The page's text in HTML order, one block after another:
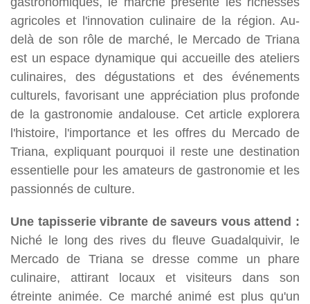
agricoles et l'innovation culinaire de la région. Au-
delà de son rôle de marché, le Mercado de Triana
est un espace dynamique qui accueille des ateliers
culinaires, des dégustations et des événements
culturels, favorisant une appréciation plus profonde
de la gastronomie andalouse. Cet article explorera
l'histoire, l'importance et les offres du Mercado de
Triana, expliquant pourquoi il reste une destination
essentielle pour les amateurs de gastronomie et les
passionnés de culture.
Une tapisserie vibrante de saveurs vous attend :
Niché le long des rives du fleuve Guadalquivir, le
Mercado de Triana se dresse comme un phare
culinaire, attirant locaux et visiteurs dans son
étreinte animée. Ce marché animé est plus qu'un